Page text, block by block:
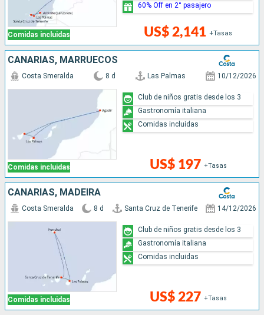
Comidas incluidas US$ 2,141 +Tasas
60% Off en 2° pasajero
CANARIAS, MARRUECOS
Comidas incluidas
Costa Smeralda 8 d Las Palmas 10/12/2026
US$ 197 +Tasas
Club de niños gratis desde los 3
Gastronomía italiana
Comidas incluidas
CANARIAS, MADEIRA
Comidas incluidas
Costa Smeralda 8 d Santa Cruz de Tenerife 14/12/2026
US$ 227 +Tasas
Club de niños gratis desde los 3
Gastronomía italiana
Comidas incluidas